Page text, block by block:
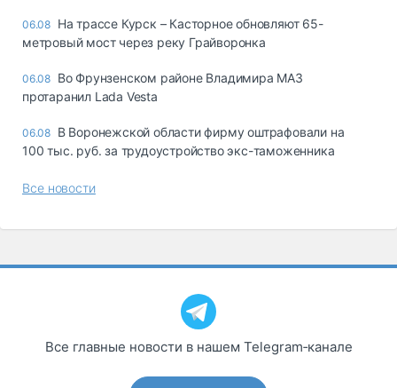
06.08 На трассе Курск – Касторное обновляют 65-
метровый мост через реку Грайворонка
06.08 Во Фрунзенском районе Владимира МАЗ
протаранил Lada Vesta
06.08 В Воронежской области фирму оштрафовали на
100 тыс. руб. за трудоустройство экс-таможенника
Все новости
Все главные новости в нашем Telegram‑канале